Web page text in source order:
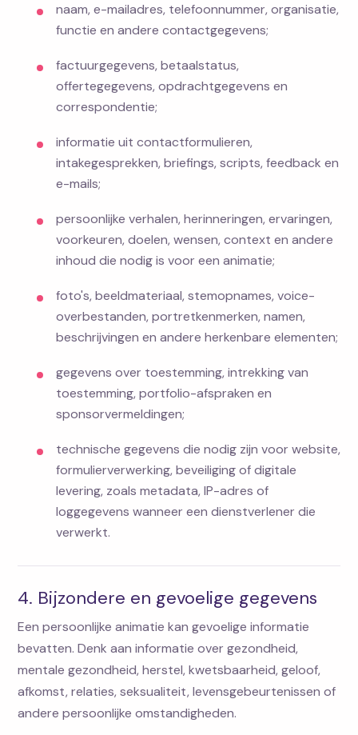
naam, e-mailadres, telefoonnummer, organisatie,
functie en andere contactgegevens;
factuurgegevens, betaalstatus,
offertegegevens, opdrachtgegevens en
correspondentie;
informatie uit contactformulieren,
intakegesprekken, briefings, scripts, feedback en
e-mails;
persoonlijke verhalen, herinneringen, ervaringen,
voorkeuren, doelen, wensen, context en andere
inhoud die nodig is voor een animatie;
foto's, beeldmateriaal, stemopnames, voice-
overbestanden, portretkenmerken, namen,
beschrijvingen en andere herkenbare elementen;
gegevens over toestemming, intrekking van
toestemming, portfolio-afspraken en
sponsorvermeldingen;
technische gegevens die nodig zijn voor website,
formulierverwerking, beveiliging of digitale
levering, zoals metadata, IP-adres of
loggegevens wanneer een dienstverlener die
verwerkt.
4. Bijzondere en gevoelige gegevens
Een persoonlijke animatie kan gevoelige informatie
bevatten. Denk aan informatie over gezondheid,
mentale gezondheid, herstel, kwetsbaarheid, geloof,
afkomst, relaties, seksualiteit, levensgebeurtenissen of
andere persoonlijke omstandigheden.